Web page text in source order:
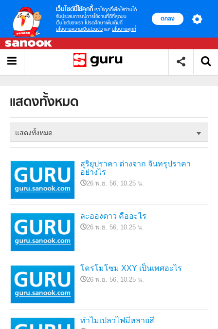
เว็บไซต์นี้ใช้คุกกี้ เราใช้คุกกี้เพื่อให้ท่านได้
รับประสบการณ์การใช้งานที่ดีที่สุดบน
เว็บไซต์ของเรา โปรดศึกษาเพิ่มเติมที่
นโยบายความเป็นส่วนตัว และ นโยบายคุกกี้
ตกลง
แสดงทั้งหมด
แสดงทั้งหมด
สุริยุปราคา ต่างจาก จันทรุปราคา
อย่างไร
26 พ.ย. 56, 10.25 น.
ละอองดาว คืออะไร
26 พ.ย. 56, 10.25 น.
โครโมโซม XXY เป็นเพศอะไร
26 พ.ย. 56, 10.25 น.
ทำไมเปลวไฟมีหลายสี